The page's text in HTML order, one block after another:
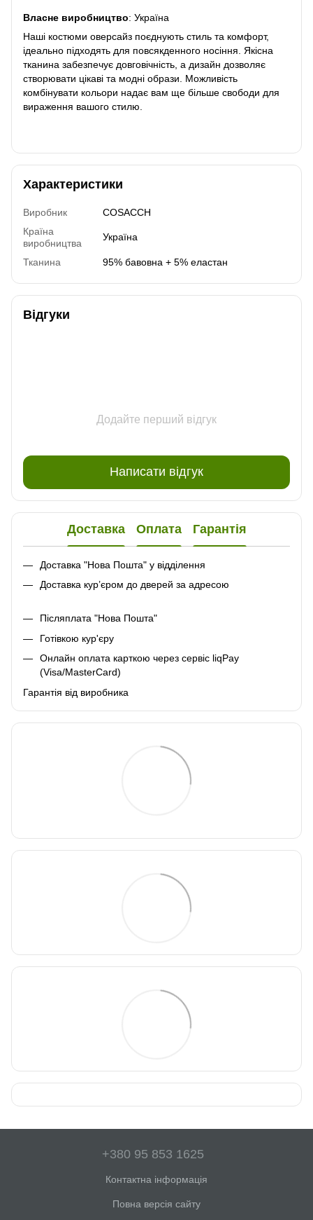
Власне виробництво: Україна
Наші костюми оверсайз поєднують стиль та комфорт,
ідеально підходять для повсякденного носіння. Якісна
тканина забезпечує довговічність, а дизайн дозволяє
створювати цікаві та модні образи. Можливість
комбінувати кольори надає вам ще більше свободи для
вираження вашого стилю.
Характеристики
Виробник
COSACCH
Країна
виробництва
Україна
Тканина 95% бавовна + 5% еластан
Відгуки
Додайте перший відгук
Написати відгук
Доставка Оплата Гарантія
Доставка "Нова Пошта" у відділення
Доставка кур’єром до дверей за адресою
Післяплата "Нова Пошта"
Готівкою кур'єру
Онлайн оплата карткою через сервіс liqPay
(Visa/MasterCard)
Гарантія від виробника
+380 95 853 1625
Контактна інформація
Повна версія сайту